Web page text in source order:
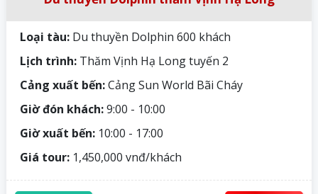
Loại tàu: Du thuyền Dolphin 600 khách
Lịch trình: Thăm Vịnh Hạ Long tuyến 2
Cảng xuất bến:Cảng Sun World Bãi Cháy
Giờ đón khách:9:00 - 10:00
Giờ xuất bến: 10:00 - 17:00
Giá tour: 1,450,000 vnđ/khách